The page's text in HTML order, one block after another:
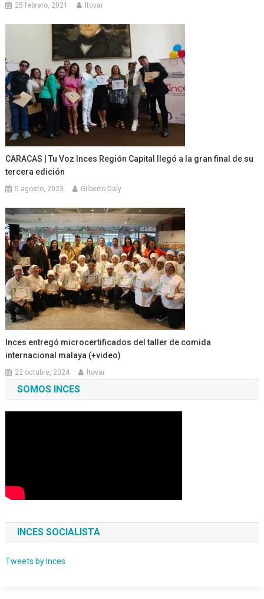
25 febrero, 2021 ltovar
CARACAS | Tu Voz Inces Región Capital llegó a la gran final de su
tercera edición
5 agosto, 2023 Gilberto Daly
Inces entregó microcertificados del taller de comida
internacional malaya (+video)
22 octubre, 2024 ltovar
SOMOS INCES
INCES SOCIALISTA
Tweets by Inces